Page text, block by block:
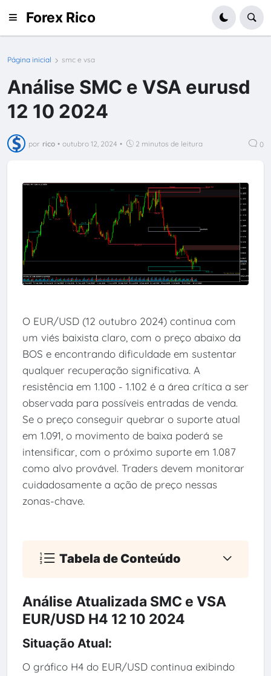
Forex Rico
Página inicial smc e vsa
Análise SMC e VSA eurusd
12 10 2024
por rico • outubro 12, 2024 • 2 minutos de leitura 0
O EUR/USD (12 outubro 2024) continua com
um viés baixista claro, com o preço abaixo da
BOS e encontrando dificuldade em sustentar
qualquer recuperação significativa. A
resistência em 1.100 - 1.102 é a área crítica a ser
observada para possíveis entradas de venda.
Se o preço conseguir quebrar o suporte atual
em 1.091, o movimento de baixa poderá se
intensificar, com o próximo suporte em 1.087
como alvo provável. Traders devem monitorar
cuidadosamente a ação de preço nessas
zonas-chave.
Tabela de Conteúdo
Análise Atualizada SMC e VSA
EUR/USD H4 12 10 2024
Situação Atual:
O gráfico H4 do EUR/USD continua exibindo